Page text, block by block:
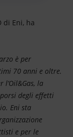
di Eni, ha
è per
70 anni e oltre.
l’Oil&Gas, la
degli effetti
Eni sta
e per le